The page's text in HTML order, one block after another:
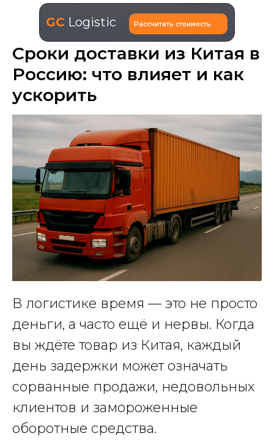
GC Logistic Рассчитать стоимость
Сроки доставки из Китая в
Россию: что влияет и как
ускорить
В логистике время — это не просто
деньги, а часто ещё и нервы. Когда
вы ждёте товар из Китая, каждый
день задержки может означать
сорванные продажи, недовольных
клиентов и замороженные
оборотные средства.